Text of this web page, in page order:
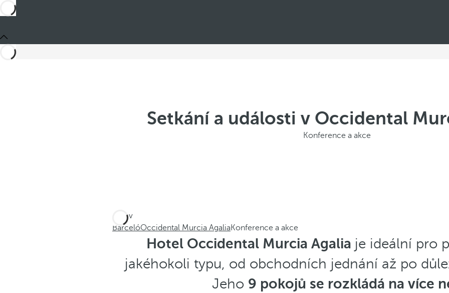
Setkání a události v Occidental
Konference a akce
Jste v
BarcelóOccidental Murcia AgaliaKonference a akce
Hotel Occidental Murcia Agalia je ideální pro
jakéhokoli typu, od obchodních jednání až po
Jeho 9 pokojů se rozkládá na více